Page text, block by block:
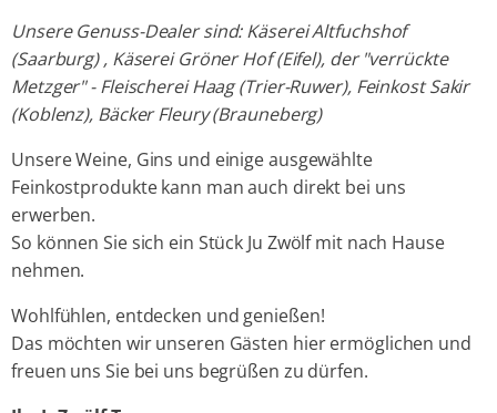
Unsere Genuss-Dealer sind: Käserei Altfuchshof
(Saarburg) , Käserei Gröner Hof (Eifel), der "verrückte
Metzger" - Fleischerei Haag (Trier-Ruwer), Feinkost Sakir
(Koblenz), Bäcker Fleury (Brauneberg)
Unsere Weine, Gins und einige ausgewählte
Feinkostprodukte kann man auch direkt bei uns
erwerben.
So können Sie sich ein Stück Ju Zwölf mit nach Hause
nehmen.
Wohlfühlen, entdecken und genießen!
Das möchten wir unseren Gästen hier ermöglichen und
freuen uns Sie bei uns begrüßen zu dürfen.